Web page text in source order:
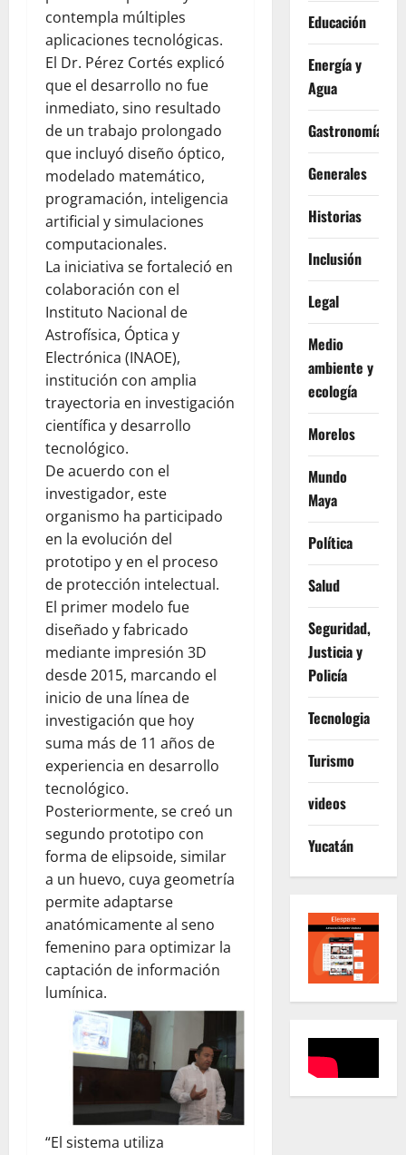
contempla múltiples
aplicaciones tecnológicas.
El Dr. Pérez Cortés explicó
que el desarrollo no fue
inmediato, sino resultado
de un trabajo prolongado
que incluyó diseño óptico,
modelado matemático,
programación, inteligencia
artificial y simulaciones
computacionales.
La iniciativa se fortaleció en
colaboración con el
Instituto Nacional de
Astrofísica, Óptica y
Electrónica (INAOE),
institución con amplia
trayectoria en investigación
científica y desarrollo
tecnológico.
De acuerdo con el
investigador, este
organismo ha participado
en la evolución del
prototipo y en el proceso
de protección intelectual.
El primer modelo fue
diseñado y fabricado
mediante impresión 3D
desde 2015, marcando el
inicio de una línea de
investigación que hoy
suma más de 11 años de
experiencia en desarrollo
tecnológico.
Posteriormente, se creó un
segundo prototipo con
forma de elipsoide, similar
a un huevo, cuya geometría
permite adaptarse
anatómicamente al seno
femenino para optimizar la
captación de información
lumínica.
“El sistema utiliza
Educación
Energía y
Agua
Gastronomía
Generales
Historias
Inclusión
Legal
Medio
ambiente y
ecología
Morelos
Mundo
Maya
Política
Salud
Seguridad,
Justicia y
Policía
Tecnologia
Turismo
videos
Yucatán